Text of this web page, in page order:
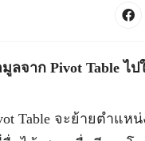
ลจาก Pivot Table ไป
Table จะย้ายตำแห